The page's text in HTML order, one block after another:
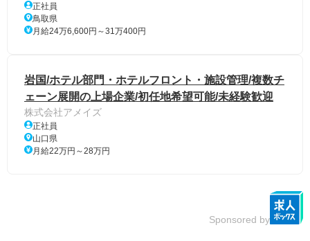
正社員
鳥取県
月給24万6,600円～31万400円
岩国/ホテル部門・ホテルフロント・施設管理/複数チ
ェーン展開の上場企業/初任地希望可能/未経験歓迎
株式会社アメイズ
正社員
山口県
月給22万円～28万円
Sponsored by